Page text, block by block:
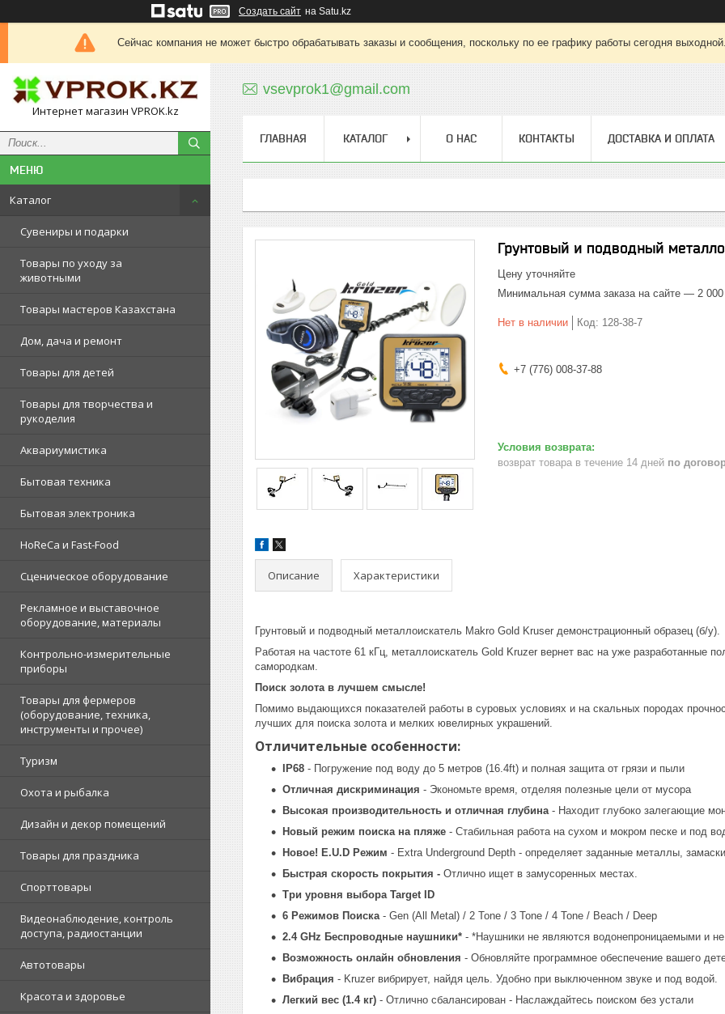
Создать сайт на Satu.kz
Сейчас компания не может быстро обрабатывать заказы и сообщения, поскольку по ее графику работы сегодня
Интернет магазин VPROK.kz
Каталог
Сувениры и подарки
Товары по уходу за
животными
Товары мастеров Казахстана
Дом, дача и ремонт
Товары для детей
Товары для творчества и
рукоделия
Аквариумистика
Бытовая техника
Бытовая электроника
HoReCa и Fast-Food
Сценическое оборудование
Рекламное и выставочное
оборудование, материалы
Контрольно-измерительные
приборы
Товары для фермеров
(оборудование, техника,
инструменты и прочее)
Туризм
Охота и рыбалка
Дизайн и декор помещений
Товары для праздника
Спорттовары
Видеонаблюдение, контроль
доступа, радиостанции
Автотовары
Красота и здоровье
vsevprok1@gmail.com
ГЛАВНАЯ КАТАЛОГ О НАС КОНТАКТЫ ДОСТАВКА И ОПЛАТА
Грунтовый и подводный
Цену уточняйте
Минимальная сумма заказа на сайте — 2
Нет в наличии Код: 128-38-7
+7 (776) 008-37-88
возврат товара в течение 14 дней по
Описание Характеристики
Грунтовый и подводный металлоискатель Makro Gold Kruser демонстрационный образец (б/у).
Работая на частоте 61 кГц, металлоискатель Gold Kruzer вернет вас на уже разработанные
самородкам.
Поиск золота в лучшем смысле!
Помимо выдающихся показателей работы в суровых условиях и на скальных породах
лучших для поиска золота и мелких ювелирных украшений.
Отличительные особенности:
IP68 - Погружение под воду до 5 метров (16.4ft) и полная защита от грязи и пыли
Отличная дискриминация - Экономьте время, отделяя полезные цели от мусора
Высокая производительность и отличная глубина- Находит глубоко залегающие
Новый режим поиска на пляже - Стабильная работа на сухом и мокром песке и под
Новое! E.U.D Режим - Extra Underground Depth - определяет заданные металлы,
Быстрая скорость покрытия - Отлично ищет в замусоренных местах.
Три уровня выбора Target ID
6 Режимов Поиска- Gen (All Metal) / 2 Tone / 3 Tone / 4 Tone / Beach / Deep
2.4 GHz Беспроводные наушники* - *Наушники не являются водонепроницаемыми и
Возможность онлайн обновления - Обновляйте программное обеспечение вашего
Вибрация - Kruzer вибрирует, найдя цель. Удобно при выключенном звуке и под водой.
Легкий вес (1.4 кг) - Отлично сбалансирован - Наслаждайтесь поиском без устали